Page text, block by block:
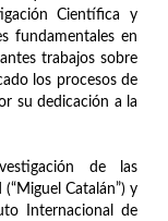
Científica y
fundamentales en
trabajos sobre
los procesos de
su dedicación a la
de las
Catalán”) y
Internacional de